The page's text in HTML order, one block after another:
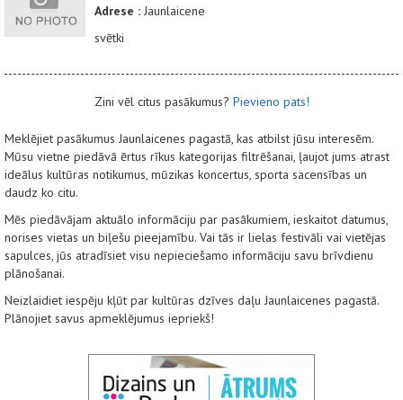
Adrese : Jaunlaicene
svētki
Zini vēl citus pasākumus? Pievieno pats!
Meklējiet pasākumus Jaunlaicenes pagastā, kas atbilst jūsu interesēm.
Mūsu vietne piedāvā ērtus rīkus kategorijas filtrēšanai, ļaujot jums atrast
ideālus kultūras notikumus, mūzikas koncertus, sporta sacensības un
daudz ko citu.
Mēs piedāvājam aktuālo informāciju par pasākumiem, ieskaitot datumus,
norises vietas un biļešu pieejamību. Vai tās ir lielas festivāli vai vietējas
sapulces, jūs atradīsiet visu nepieciešamo informāciju savu brīvdienu
plānošanai.
Neizlaidiet iespēju kļūt par kultūras dzīves daļu Jaunlaicenes pagastā.
Plānojiet savus apmeklējumus iepriekš!